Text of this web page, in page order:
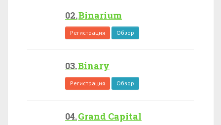
Binarium
Регистрация Обзор
Binary
Регистрация Обзор
Grand Capital